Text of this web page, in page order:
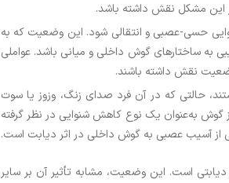
این مشکل نقش داشته باشد.
حسی-عصبی و انتقالی شود. این وضعیت که به
به ساختارهای گوش داخلی و میانی باشد. عواملی
نقش داشته باشند.
حالتی که در آن فرد صدای زنگ، وزوز یا سوت
گوش به‌عنوان یک نوع کاهش شنوایی در نظر گرفته
از آسیب عصبی به گوش داخلی در اثر دیابت است.
است. این وضعیت، مشابه تأثیر آن بر سایر